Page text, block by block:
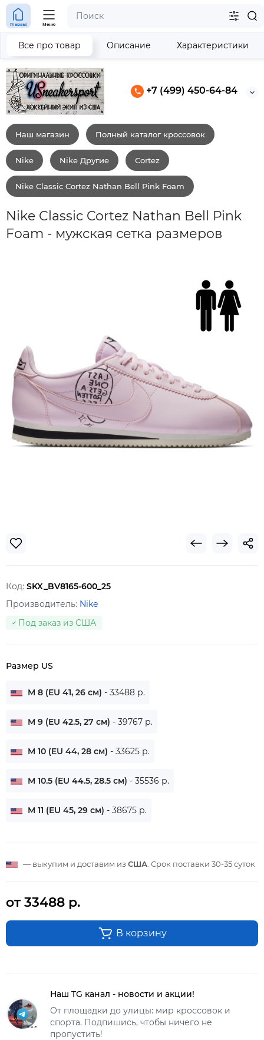
+7 (499) 450-64-84
Главная Меню
Наш магазин Полный каталог кроссовок
Nike Nike Другие Cortez
Nike Classic Cortez Nathan Bell Pink Foam
Nike Classic Cortez Nathan Bell Pink
Foam - мужская сетка размеров
Все про товар Описание Характеристики
Код: SKX_BV8165-600_25
Производитель: Nike
Под заказ из США
Размер US
M 8 (EU 41, 26 см) - 33488 р.
M 9 (EU 42.5, 27 см) - 39767 р.
M 10 (EU 44, 28 см) - 33625 р.
M 10.5 (EU 44.5, 28.5 см) - 35536 р.
M 11 (EU 45, 29 см) - 38675 р.
— выкупим и доставим из США . Срок поставки 30-35 суток
от 33488 р.
В корзину
Наш TG канал - новости и акции!
От площадки до улицы: мир кроссовок и
спорта. Подпишись, чтобы ничего не
пропустить!